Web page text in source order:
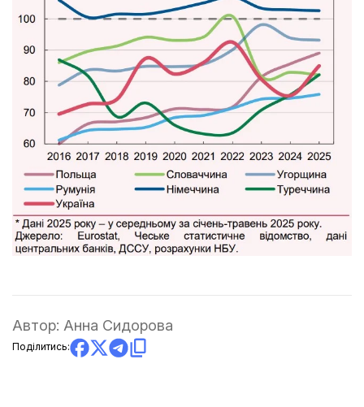
Автор: Анна Сидорова
Поділитись: